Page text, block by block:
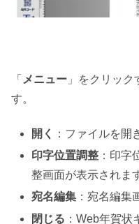
「 メニュー 」をクリッ
す。
開く
：ファイルを開
印字位置調整 ：印字
整画面が表示されま
宛名編集 ：宛名編集
閉じる ：Web年賀状